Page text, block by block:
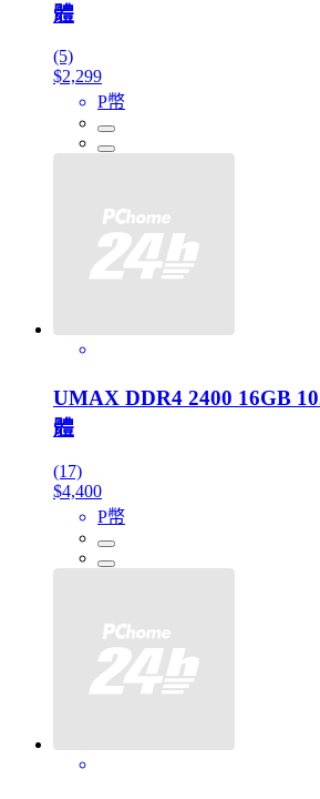
體
(5)
$2,299
P幣
UMAX DDR4 2400 16GB
體
(17)
$4,400
P幣